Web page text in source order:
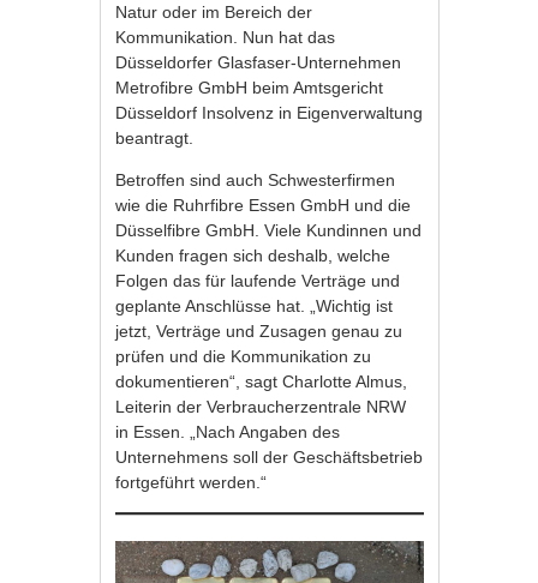
Natur oder im Bereich der
Kommunikation. Nun hat das
Düsseldorfer Glasfaser-Unternehmen
Metrofibre GmbH beim Amtsgericht
Düsseldorf Insolvenz in Eigenverwaltung
beantragt.
Betroffen sind auch Schwesterfirmen
wie die Ruhrfibre Essen GmbH und die
Düsselfibre GmbH. Viele Kundinnen und
Kunden fragen sich deshalb, welche
Folgen das für laufende Verträge und
geplante Anschlüsse hat. „Wichtig ist
jetzt, Verträge und Zusagen genau zu
prüfen und die Kommunikation zu
dokumentieren“, sagt Charlotte Almus,
Leiterin der Verbraucherzentrale NRW
in Essen. „Nach Angaben des
Unternehmens soll der Geschäftsbetrieb
fortgeführt werden.“